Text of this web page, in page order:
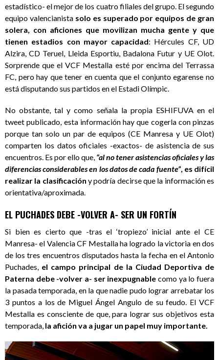
estadístico- el mejor de los cuatro filiales del grupo. El segundo
equipo valencianista solo es superado por equipos de gran
solera, con aficiones que movilizan mucha gente y que
tienen estadios con mayor capacidad: Hércules CF, UD
Alzira, CD Teruel, Lleida Esportiu, Badalona Futur y UE Olot.
Sorprende que el VCF Mestalla esté por encima del Terrassa
FC, pero hay que tener en cuenta que el conjunto egarense no
está disputando sus partidos en el Estadi Olímpic.
No obstante, tal y como señala la propia ESHIFUVA en el
tweet publicado, esta información hay que cogerla con pinzas
porque tan solo un par de equipos (CE Manresa y UE Olot)
comparten los datos oficiales -exactos- de asistencia de sus
encuentros. Es por ello que, “al no tener asistencias oficiales y las
diferencias considerables en los datos de cada fuente”, es difícil
realizar la clasificación y podría decirse que la información es
orientativa/aproximada.
EL PUCHADES DEBE -VOLVER A- SER UN FORTÍN
Si bien es cierto que -tras el ‘tropiezo’ inicial ante el CE
Manresa- el Valencia CF Mestalla ha logrado la victoria en dos
de los tres encuentros disputados hasta la fecha en el Antonio
Puchades, el campo principal de la Ciudad Deportiva de
Paterna debe -volver a- ser inexpugnable como ya lo fuera
la pasada temporada, en la que nadie pudo lograr arrebatar los
3 puntos a los de Miguel Ángel Angulo de su feudo. El VCF
Mestalla es consciente de que, para lograr sus objetivos esta
temporada, la afición va a jugar un papel muy importante.